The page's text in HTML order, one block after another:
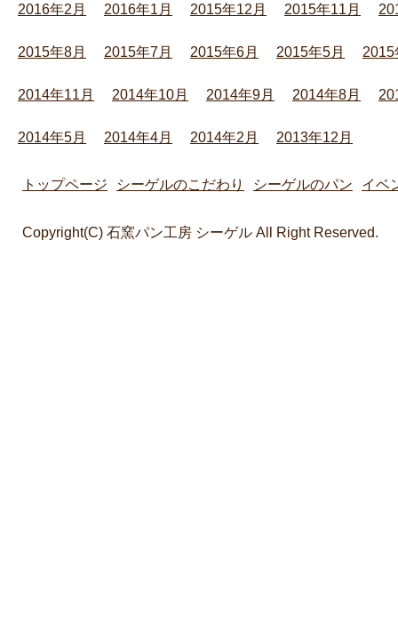
2016年2月 2016年1月 2015年12月 2015年11月
2015年8月 2015年7月 2015年6月 2015年5月 2015
2014年11月 2014年10月 2014年9月 2014年8月
2014年5月 2014年4月 2014年2月 2013年12月
トップページ シーゲルのこだわり シーゲルのパン イベ
Copyright(C) 石窯パン工房 シーゲル All Right Reserved.